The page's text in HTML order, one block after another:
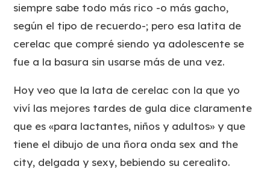
siempre sabe todo más rico -o más gacho,
según el tipo de recuerdo-; pero esa latita de
cerelac que compré siendo ya adolescente se
fue a la basura sin usarse más de una vez.
Hoy veo que la lata de cerelac con la que yo
viví las mejores tardes de gula dice claramente
que es «para lactantes, niños y adultos» y que
tiene el dibujo de una ñora onda sex and the
city, delgada y sexy, bebiendo su cerealito.